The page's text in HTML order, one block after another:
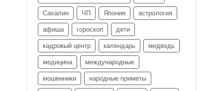
Сахалин ЧП Япония астрология
афиша гороскоп дети
кадровый центр календарь медведь
медицина международные
мошенники народные приметы